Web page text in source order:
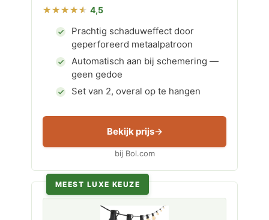
4,5
Prachtig schaduweffect door
geperforeerd metaalpatroon
Automatisch aan bij schemering —
geen gedoe
Set van 2, overal op te hangen
Bekijk prijs
bij Bol.com
MEEST LUXE KEUZE